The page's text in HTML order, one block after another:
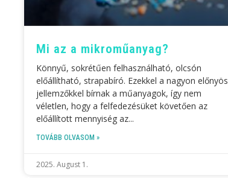
Mi az a mikroműanyag?
Könnyű, sokrétűen felhasználható, olcsón
előállítható, strapabíró. Ezekkel a nagyon előnyös
jellemzőkkel bírnak a műanyagok, így nem
véletlen, hogy a felfedezésüket követően az
előállított mennyiség az
TOVÁBB OLVASOM »
2025. August 1.